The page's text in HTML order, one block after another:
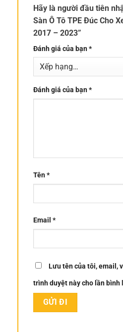
Hãy là người đầu tiên
Sàn Ô Tô TPE Đúc Cho
2017 – 2023”
Đánh giá của bạn*
Đánh giá của bạn*
Tên*
Email *
Lưu tên của tôi, email,
trình duyệt này cho lần bình